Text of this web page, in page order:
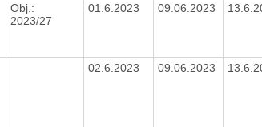
Obj.:
2023/27
01.6.2023 09.06.2023
02.6.2023 09.06.2023